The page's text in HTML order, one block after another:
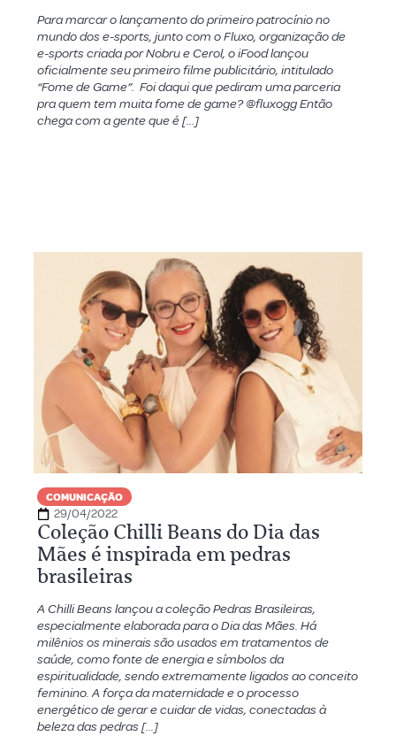
Para marcar o lançamento do primeiro patrocínio no
mundo dos e-sports, junto com o Fluxo, organização de
e-sports criada por Nobru e Cerol, o iFood lançou
oficialmente seu primeiro filme publicitário, intitulado
“Fome de Game”. Foi daqui que pediram uma parceria
pra quem tem muita fome de game? @fluxogg Então
chega com a gente que é […]
COMUNICAÇÃO
29/04/2022
Coleção Chilli Beans do Dia das
Mães é inspirada em pedras
brasileiras
A Chilli Beans lançou a coleção Pedras Brasileiras,
especialmente elaborada para o Dia das Mães. Há
milênios os minerais são usados em tratamentos de
saúde, como fonte de energia e símbolos da
espiritualidade, sendo extremamente ligados ao conceito
feminino. A força da maternidade e o processo
energético de gerar e cuidar de vidas, conectadas à
beleza das pedras […]